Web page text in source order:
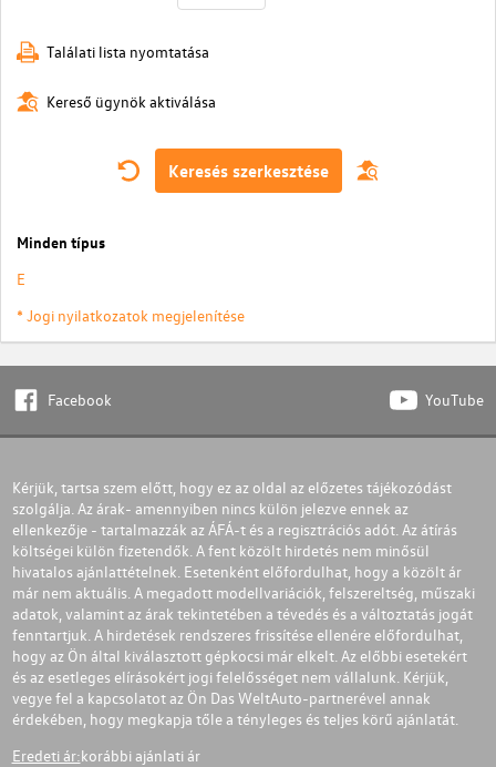
Találati lista nyomtatása
Kereső ügynök aktiválása
Keresés szerkesztése
Minden típus
E
* Jogi nyilatkozatok megjelenítése
Facebook YouTube
Kérjük, tartsa szem előtt, hogy ez az oldal az előzetes tájékozódást
szolgálja. Az árak- amennyiben nincs külön jelezve ennek az
ellenkezője - tartalmazzák az ÁFÁ-t és a regisztrációs adót. Az átírás
költségei külön fizetendők. A fent közölt hirdetés nem minősül
hivatalos ajánlattételnek. Esetenként előfordulhat, hogy a közölt ár
már nem aktuális. A megadott modellvariációk, felszereltség, műszaki
adatok, valamint az árak tekintetében a tévedés és a változtatás jogát
fenntartjuk. A hirdetések rendszeres frissítése ellenére előfordulhat,
hogy az Ön által kiválasztott gépkocsi már elkelt. Az előbbi esetekért
és az esetleges elírásokért jogi felelősséget nem vállalunk. Kérjük,
vegye fel a kapcsolatot az Ön Das WeltAuto-partnerével annak
érdekében, hogy megkapja tőle a tényleges és teljes körű ajánlatát.
Eredeti ár:korábbi ajánlati ár